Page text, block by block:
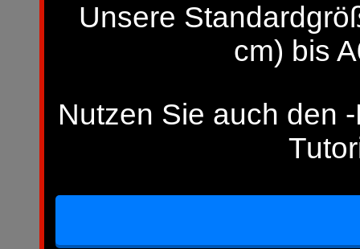
Unsere
cm) bis
Nutzen Sie auch den